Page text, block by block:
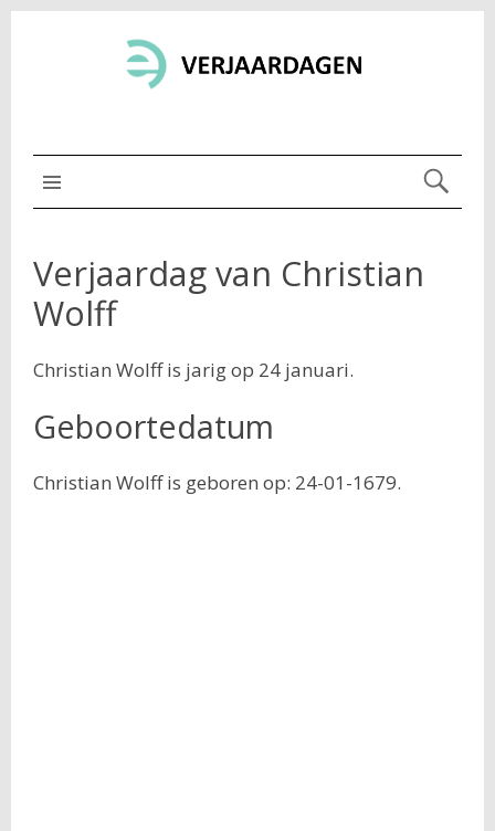
Verjaardag van Christian
Wolff
Christian Wolff is jarig op 24 januari.
Geboortedatum
Christian Wolff is geboren op: 24-01-1679.